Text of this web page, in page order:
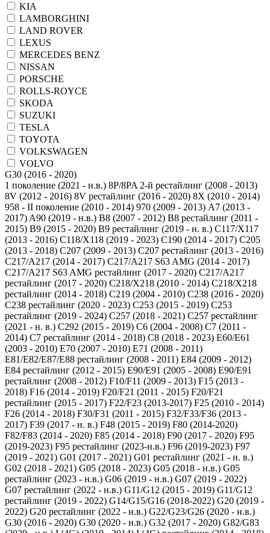
KIA
LAMBORGHINI
LAND ROVER
LEXUS
MERCEDES BENZ
NISSAN
PORSCHE
ROLLS-ROYCE
SKODA
SUZUKI
TESLA
TOYOTA
VOLKSWAGEN
VOLVO
1 поколение (2021 - н.в.) 8P/8PA 2-й рестайлинг (2008 - 2013)
8V (2012 - 2016) 8V рестайлинг (2016 - 2020) 8X (2010 - 2014)
958 - II поколение (2010 - 2014) 970 (2009 - 2013) A7 (2013 -
2017) A90 (2019 - н.в.) B8 (2007 - 2012) B8 рестайлинг (2011 -
2015) B9 (2015 - 2020) B9 рестайлинг (2019 - н. в.) C117/X117
(2013 - 2016) C118/X118 (2019 - 2023) C190 (2014 - 2017) C205
(2013 - 2018) C207 (2009 - 2013) C207 рестайлинг (2013 - 2016)
C217/A217 (2014 - 2017) C217/A217 S63 AMG (2014 - 2017)
C217/A217 S63 AMG рестайлинг (2017 - 2020) C217/A217
рестайлинг (2017 - 2020) C218/X218 (2010 - 2014) C218/X218
рестайлинг (2014 - 2018) C219 (2004 - 2010) C238 (2016 - 2020)
C238 рестайлинг (2020 - 2023) C253 (2015 - 2019) C253
рестайлинг (2019 - 2024) C257 (2018 - 2021) C257 рестайлинг
(2021 - н. в.) C292 (2015 - 2019) C6 (2004 - 2008) C7 (2011 -
2014) C7 рестайлинг (2014 - 2018) C8 (2018 - 2023) E60/E61
(2003 - 2010) E70 (2007 - 2010) E71 (2008 - 2011)
E81/E82/E87/E88 рестайлинг (2008 - 2011) E84 (2009 - 2012)
E84 рестайлинг (2012 - 2015) E90/E91 (2005 - 2008) E90/E91
рестайлинг (2008 - 2012) F10/F11 (2009 - 2013) F15 (2013 -
2018) F16 (2014 - 2019) F20/F21 (2011 - 2015) F20/F21
рестайлинг (2015 - 2017) F22/F23 (2013-2017) F25 (2010 - 2014)
F26 (2014 - 2018) F30/F31 (2011 - 2015) F32/F33/F36 (2013 -
2017) F39 (2017 - н. в.) F48 (2015 - 2019) F80 (2014-2020)
F82/F83 (2014 - 2020) F85 (2014 - 2018) F90 (2017 - 2020) F95
(2019-2023) F95 рестайлинг (2023-н.в.) F96 (2019-2023) F97
(2019 - 2021) G01 (2017 - 2021) G01 рестайлинг (2021 - н. в.)
G02 (2018 - 2021) G05 (2018 - 2023) G05 (2018 - н.в.) G05
рестайлинг (2023 - н.в.) G06 (2019 - н.в.) G07 (2019 - 2022)
G07 рестайлинг (2022 - н.в.) G11/G12 (2015 - 2019) G11/G12
рестайлинг (2019 - 2022) G14/G15/G16 (2018-2022) G20 (2019 -
2022) G20 рестайлинг (2022 - н.в.) G22/G23/G26 (2020 - н.в.)
G30 (2016 - 2020) G30 (2020 - н.в.) G32 (2017 - 2020) G82/G83